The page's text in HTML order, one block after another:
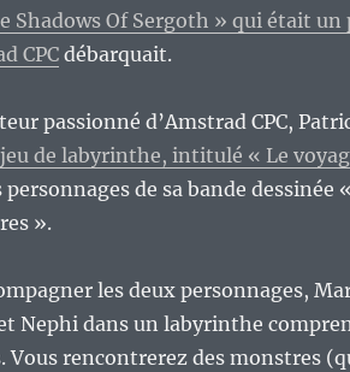
Shadows Of Sergoth » qui était un
CPCdébarquait.
passionné d’Amstrad CPC,
de labyrinthe, intitulé « Le
de sa bande dessinée
».
les deux personnages,
Nephi dans un labyrinthe
Vous rencontrerez des monstres